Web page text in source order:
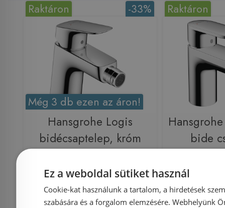
-33%
Raktáron
Még 3 db ezen az áron!
Hansgrohe Logis
bidécsaptelep, króm
Raktáron
bide
Ez a weboldal sütiket használ
Cookie-kat használunk a tartalom, a hirdetések
szabására és a forgalom elemzésére. Webhelyünk